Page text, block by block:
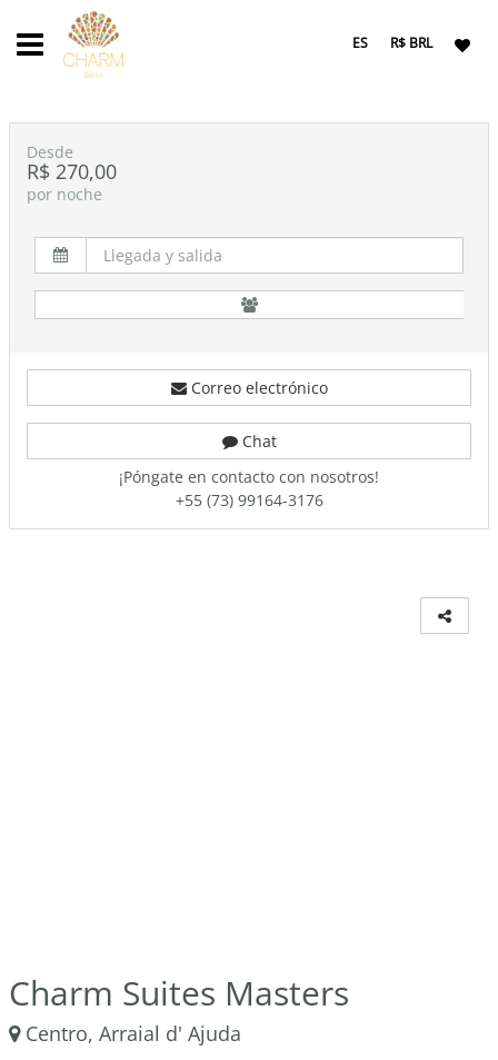
ES R$ BRL
Charm Suites Masters
Centro, Arraial d' Ajuda
Desde
R$ 270,00
por noche
Correo electrónico
Chat
¡Póngate en contacto con nosotros!
+55 (73) 99164-3176